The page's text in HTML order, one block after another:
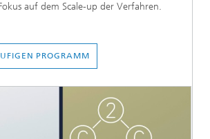
auf dem Scale-up der Verfahren.
PROGRAMM